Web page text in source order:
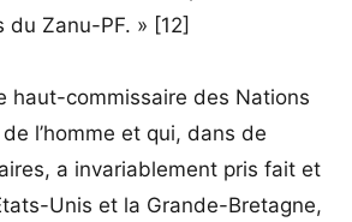
Zanu-PF. » [12]
haut-commissaire des Nations
l’homme et qui, dans de
a invariablement pris fait et
Unis et la Grande-Bretagne,